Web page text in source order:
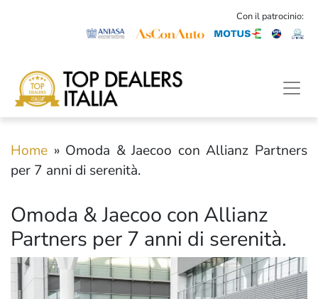
Con il patrocinio:
Home » Omoda & Jaecoo con Allianz Partners
per 7 anni di serenità.
Omoda & Jaecoo con Allianz
Partners per 7 anni di serenità.